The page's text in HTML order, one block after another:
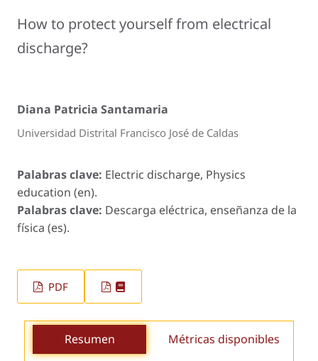
How to protect yourself from electrical
discharge?
Diana Patricia Santamaria
Universidad Distrital Francisco José de Caldas
Palabras clave: Electric discharge, Physics
education (en).
Palabras clave: Descarga eléctrica, enseñanza de la
física (es).
PDF
Resumen Métricas disponibles